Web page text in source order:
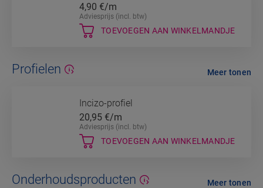
4,90 €/m
Adviesprijs (incl. btw)
TOEVOEGEN AAN WINKELMANDJE
Profielen
Incizo-profiel
20,95 €/m
Adviesprijs (incl. btw)
TOEVOEGEN AAN WINKELMANDJE
Meer tonen
Onderhoudsproducten Meer tonen